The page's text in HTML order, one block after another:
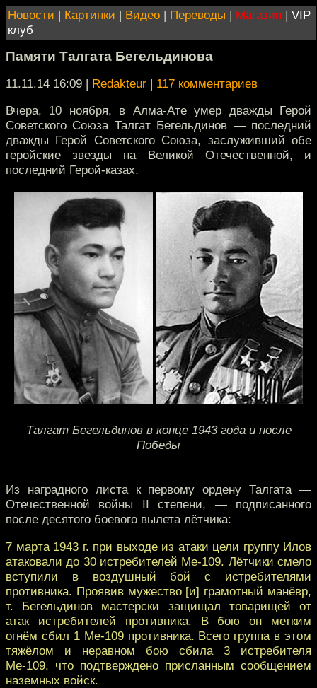
Новости | Картинки | Видео | Переводы | Магазин | VIP
клуб
Памяти Талгата Бегельдинова
11.11.14 16:09 | Redakteur | 117 комментариев
Вчера, 10 ноября, в Алма-Ате умер дважды Герой
Советского Союза Талгат Бегельдинов — последний
дважды Герой Советского Союза, заслуживший обе
геройские звезды на Великой Отечественной, и
последний Герой-казах.
Талгат Бегельдинов в конце 1943 года и после
Победы
Из наградного листа к первому ордену Талгата —
Отечественной войны II степени, — подписанного
после десятого боевого вылета лётчика:
7 марта 1943 г. при выходе из атаки цели группу Илов
атаковали до 30 истребителей Ме-109. Лётчики смело
вступили в воздушный бой с истребителями
противника. Проявив мужество [и] грамотный манёвр,
т. Бегельдинов мастерски защищал товарищей от
атак истребителей противника. В бою он метким
огнём сбил 1 Ме-109 противника. Всего группа в этом
тяжёлом и неравном бою сбила 3 истребителя
Ме-109, что подтверждено присланным сообщением
наземных войск.